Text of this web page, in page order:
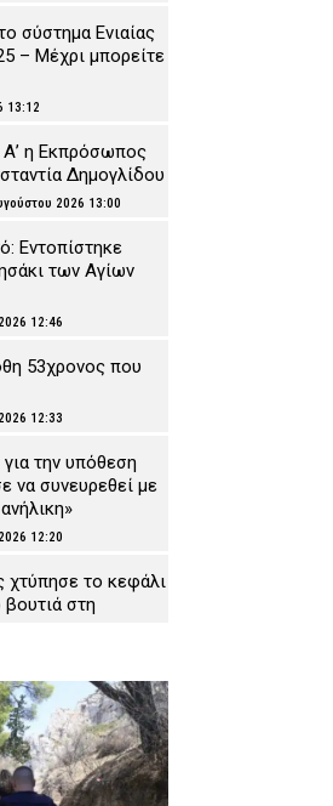
σύστημα Ενιαίας
– Μέχρι μπορείτε
13:12
η Εκπρόσωπος
Δημογλίδου
2026 13:00
Εντοπίστηκε
των Αγίων
12:46
53χρονος που
12:33
την υπόθεση
να συνευρεθεί με
12:20
χτύπησε το κεφάλι
στη
κλοπές στην
ταυτότητα
11:54
76χρονος